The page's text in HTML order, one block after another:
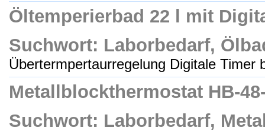
Öltemperierbad 22 l mit
Suchwort: Laborbedarf,
Übertermpertaurregelung Digitale Timer
Metallblockthermostat HB-
Suchwort: Laborbedarf,